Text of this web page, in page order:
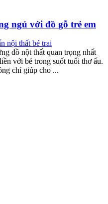
ngủ với đồ gỗ trẻ em
nội thất bé trai
đồ nột thất quan trọng nhất
với bé trong suốt tuổi thơ ấu.
chỉ giúp cho ...